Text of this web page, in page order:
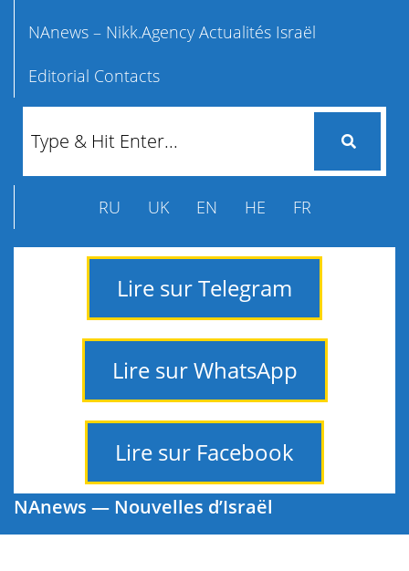
NAnews – Nikk.Agency Actualités Israël
Editorial Contacts
RU UK EN HE FR
Lire sur Telegram
Lire sur WhatsApp
Lire sur Facebook
NAnews — Nouvelles d’Israël